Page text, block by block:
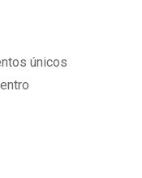
únicos